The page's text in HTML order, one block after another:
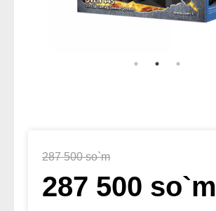
287 500 so`m
287 500 so`m